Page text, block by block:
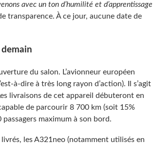
avec un ton d’humilité et d’apprentissage
transparence. À ce jour, aucune date de
du salon. L’avionneur européen
à-dire à très long rayon d’action). Il s’agit
livraisons de cet appareil débuteront en
de parcourir 8 700 km (soit 15%
maximum à son bord.
les A321neo (notamment utilisés en